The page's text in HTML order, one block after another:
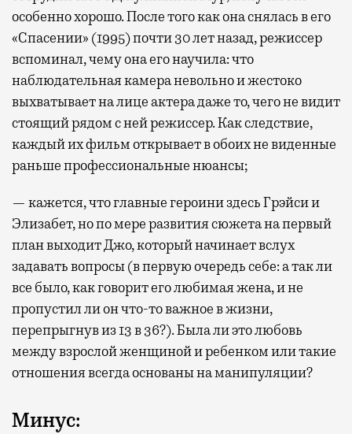
особенно хорошо. После того как она снялась в его
«Спасении» (1995) почти 30 лет назад, режиссер
вспоминал, чему она его научила: что
наблюдательная камера невольно и жестоко
выхватывает на лице актера даже то, чего не видит
стоящий рядом с ней режиссер. Как следствие,
каждый их фильм открывает в обоих не виденные
раньше профессиональные нюансы;
— кажется, что главные героини здесь Грэйси и
Элизабет, но по мере развития сюжета на первый
план выходит Джо, который начинает вслух
задавать вопросы (в первую очередь себе: а так ли
все было, как говорит его любимая жена, и не
пропустил ли он что-то важное в жизни,
перепрыгнув из 13 в 36?). Была ли это любовь
между взрослой женщиной и ребенком или такие
отношения всегда основаны на манипуляции?
Минус: